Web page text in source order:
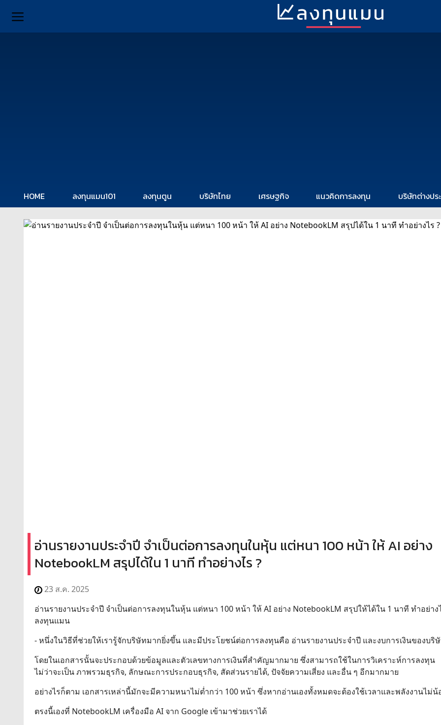
HOME ลงทุนแมน101 ลงทุนตูน บริษัทไทย เศรษฐกิจ แนวคิดการลงทุน บริษัทต่างปร
อ่านรายงานประจำปี จำเป็นต่อการลงทุนในหุ้น แต่หนา 100 หน้า ให้ AI อย่าง
NotebookLM สรุปได้ใน 1 นาที ทำอย่างไร ?
23 ส.ค. 2025
อ่านรายงานประจำปี จำเป็นต่อการลงทุนในหุ้น แต่หนา 100 หน้า ให้ AI อย่าง NotebookLM สรุปให้ได้ใน 1 นาที ทำอย่าง
ลงทุนแมน
- หนึ่งในวิธีที่ช่วยให้เรารู้จักบริษัทมากยิ่งขึ้น และมีประโยชน์ต่อการลงทุนคือ อ่านรายงานประจำปี และงบการเงินของบริ
โดยในเอกสารนั้นจะประกอบด้วยข้อมูลและตัวเลขทางการเงินที่สำคัญมากมาย ซึ่งสามารถใช้ในการวิเคราะห์การลงทุน
ไม่ว่าจะเป็น ภาพรวมธุรกิจ, ลักษณะการประกอบธุรกิจ, สัดส่วนรายได้, ปัจจัยความเสี่ยง และอื่น ๆ อีกมากมาย
อย่างไรก็ตาม เอกสารเหล่านี้มักจะมีความหนาไม่ต่ำกว่า 100 หน้า ซึ่งหากอ่านเองทั้งหมดจะต้องใช้เวลาและพลังงานไม่น้
ตรงนี้เองที่ NotebookLM เครื่องมือ AI จาก Google เข้ามาช่วยเราได้